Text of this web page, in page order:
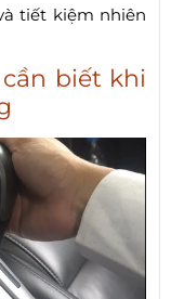
tiết kiệm nhiên
biết khi